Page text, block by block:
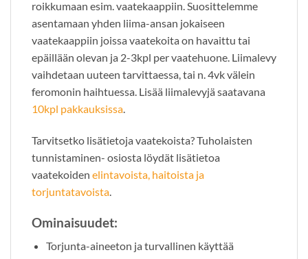
roikkumaan esim. vaatekaappiin. Suosittelemme
asentamaan yhden liima-ansan jokaiseen
vaatekaappiin joissa vaatekoita on havaittu tai
epäillään olevan ja 2-3kpl per vaatehuone. Liimalevy
vaihdetaan uuteen tarvittaessa, tai n. 4vk välein
feromonin haihtuessa. Lisää liimalevyjä saatavana
10kpl pakkauksissa.
Tarvitsetko lisätietoja vaatekoista? Tuholaisten
tunnistaminen- osiosta löydät lisätietoa
vaatekoiden elintavoista, haitoista ja
torjuntatavoista.
Ominaisuudet:
Torjunta-aineeton ja turvallinen käyttää